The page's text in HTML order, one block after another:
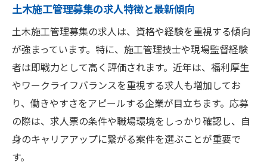
信頼できる求人情報の見極めポイント
転職活動で重視すべき求人内容とは
土木施工管理募集の求人票で注意したい項
目
面接前に確認すべき求人情報の要点
転職成功へ導く求人情報の読み解き方
将来を見据えたキャリアアップの秘訣
土木施工管理募集の求人特徴と最新傾向
土木施工管理募集の求人は、資格や経験を重視する傾向
が強まっています。特に、施工管理技士や現場監督経験
者は即戦力として高く評価されます。近年は、福利厚生
やワークライフバランスを重視する求人も増加してお
り、働きやすさをアピールする企業が目立ちます。応募
の際は、求人票の条件や職場環境をしっかり確認し、自
身のキャリアアップに繋がる案件を選ぶことが重要で
す。